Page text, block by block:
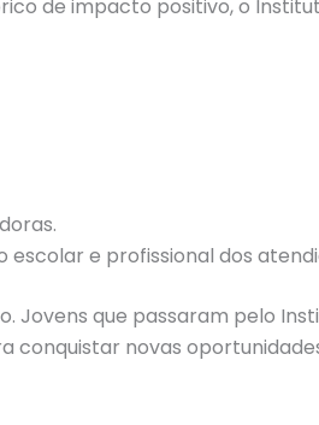
de impacto positivo, o
e profissional dos
Jovens que passaram pelo
conquistar novas